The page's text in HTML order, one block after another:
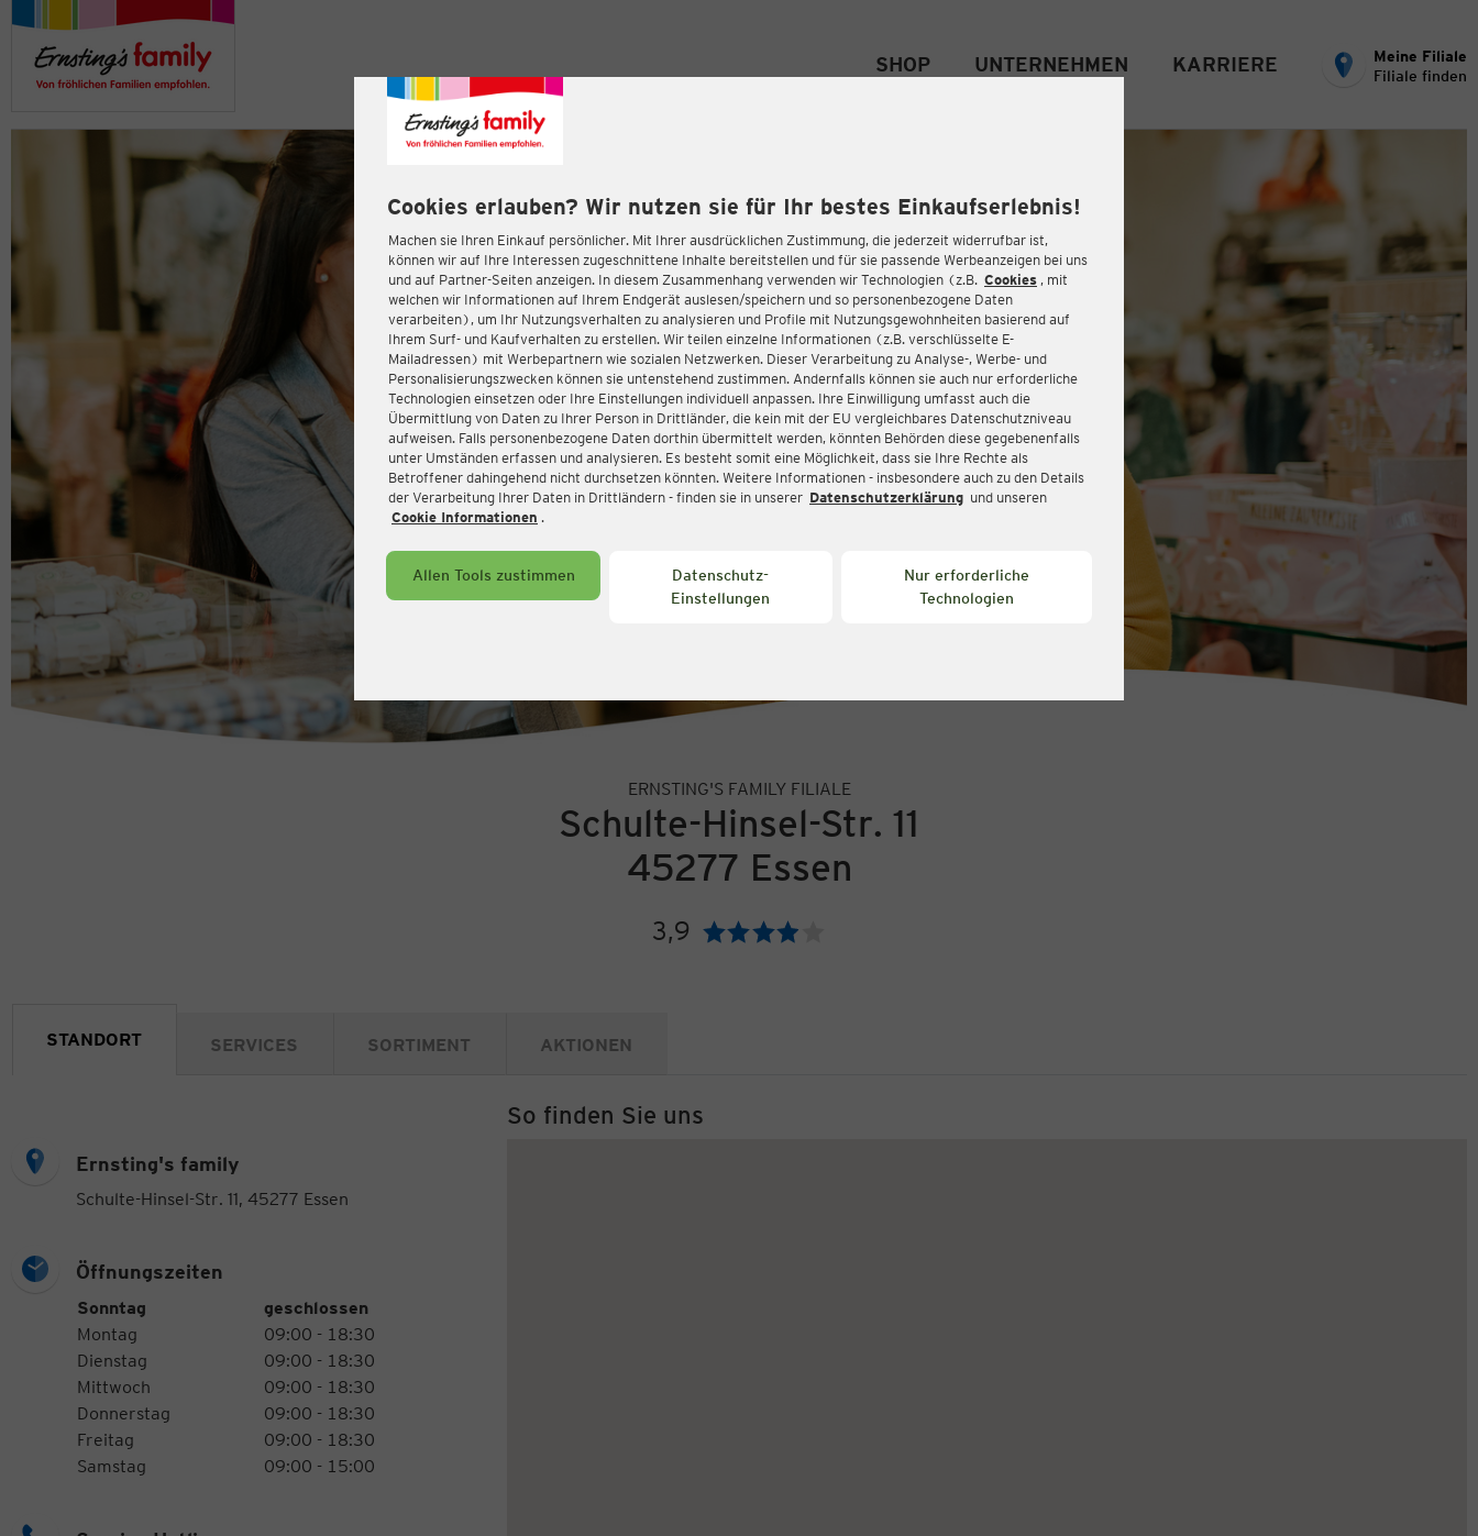
Cookies erlauben? Wir nutzen sie für Ihr bestes Einkaufserlebnis!
Machen sie Ihren Einkauf persönlicher. Mit Ihrer ausdrücklichen Zustimmung, die jederzeit widerrufbar ist,
können wir auf Ihre Interessen zugeschnittene Inhalte bereitstellen und für sie passende Werbeanzeigen bei uns
und auf Partner-Seiten anzeigen. In diesem Zusammenhang verwenden wir Technologien (z.B. Cookies , mit
welchen wir Informationen auf Ihrem Endgerät auslesen/speichern und so personenbezogene Daten
verarbeiten), um Ihr Nutzungsverhalten zu analysieren und Profile mit Nutzungsgewohnheiten basierend auf
Ihrem Surf- und Kaufverhalten zu erstellen. Wir teilen einzelne Informationen (z.B. verschlüsselte E-
Mailadressen) mit Werbepartnern wie sozialen Netzwerken. Dieser Verarbeitung zu Analyse-, Werbe- und
Personalisierungszwecken können sie untenstehend zustimmen. Andernfalls können sie auch nur erforderliche
Technologien einsetzen oder Ihre Einstellungen individuell anpassen. Ihre Einwilligung umfasst auch die
Übermittlung von Daten zu Ihrer Person in Drittländer, die kein mit der EU vergleichbares Datenschutzniveau
aufweisen. Falls personenbezogene Daten dorthin übermittelt werden, könnten Behörden diese gegebenenfalls
unter Umständen erfassen und analysieren. Es besteht somit eine Möglichkeit, dass sie Ihre Rechte als
Betroffener dahingehend nicht durchsetzen könnten. Weitere Informationen - insbesondere auch zu den Details
der Verarbeitung Ihrer Daten in Drittländern - finden sie in unserer Datenschutzerklärung und unseren
Cookie Informationen .
Allen Tools zustimmen
Datenschutz-
Einstellungen
Nur erforderliche
Technologien
SHOP UNTERNEHMEN KARRIERE
Meine Filiale
Filiale finden
ERNSTING'S FAMILY FILIALE
Schulte-Hinsel-Str. 11
45277 Essen
3,9 Bewertung:
STANDORT SERVICES SORTIMENT AKTIONEN
Ernsting's family
Schulte-Hinsel-Str. 11, 45277 Essen
Öffnungszeiten
Öffnungszeiten
Wochentag
Sonntag
geschlossen
Montag
09:00 - 18:30
Dienstag
09:00 - 18:30
Mittwoch
09:00 - 18:30
Donnerstag
09:00 - 18:30
Freitag
09:00 - 18:30
Samstag
09:00 - 15:00
So finden Sie uns